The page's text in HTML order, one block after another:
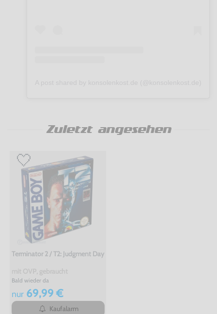
Zuletzt angesehen
Terminator 2 / T2: Judgment Day
Bald wieder da
nur69,99 €
Kaufalarm